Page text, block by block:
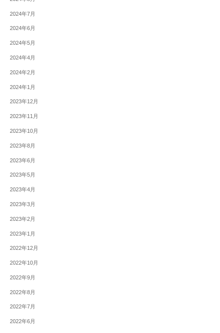
2024年7月
2024年6月
2024年5月
2024年4月
2024年2月
2024年1月
2023年12月
2023年11月
2023年10月
2023年8月
2023年6月
2023年5月
2023年4月
2023年3月
2023年2月
2023年1月
2022年12月
2022年10月
2022年9月
2022年8月
2022年7月
2022年6月